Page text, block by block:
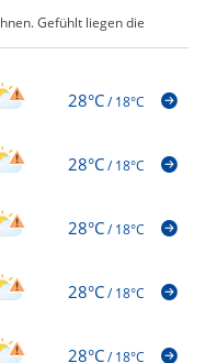
Gefühlt liegen die
28°C/18°C
28°C/18°C
28°C/18°C
28°C/18°C
28°C/18°C